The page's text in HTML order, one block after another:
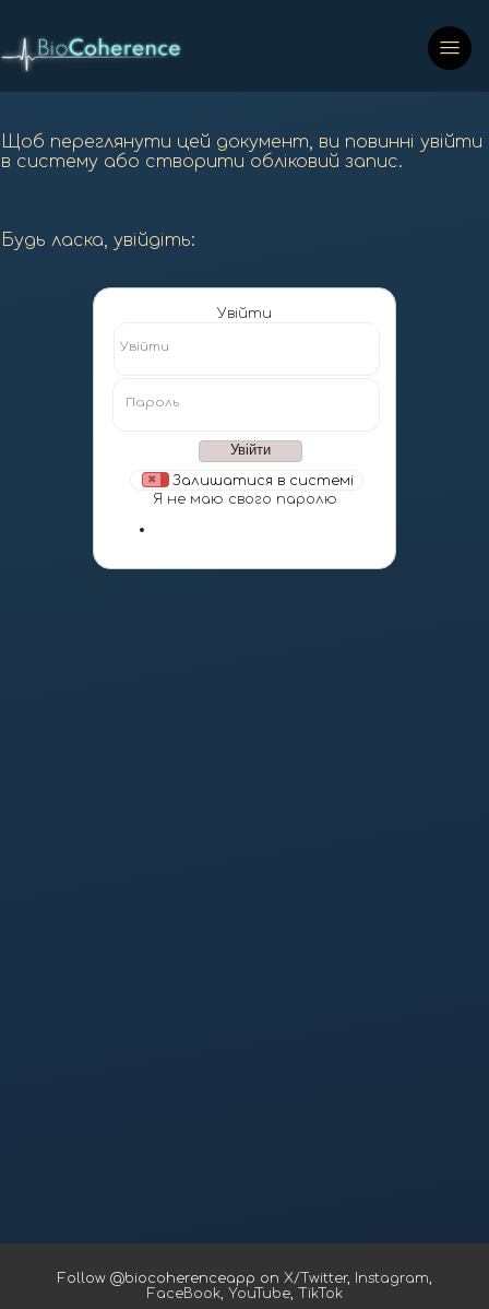
Щоб переглянути цей документ, ви повинні увійти
в систему або створити обліковий запис.
Будь ласка, увійдіть:
Увійти
Увійти
Пароль
Залишатися в системі
Я не маю свого паролю
Follow @biocoherenceapp on X/Twitter, Instagram,
FaceBook, YouTube, TikTok